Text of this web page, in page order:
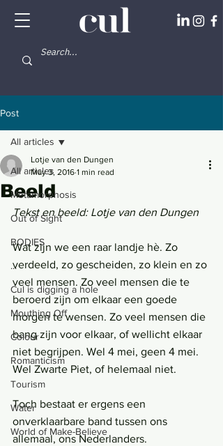
Post
All articles
Metamorphosis
Out of Sight
BODIES
...
Cul is digging a hole
Mouthing Off
Colour
Romanticism
Tourism
Water
World of Make-Believe
All articles
Beeld
Lotje van den Dungen
May 3, 2016 1 min read
Tekst en beeld: Lotje van den Dungen
Wat zijn we een raar landje hè. Zo
verdeeld, zo gescheiden, zo klein en zo
veel mensen. Zo veel mensen die te
beroerd zijn om elkaar een goede
morgen te wensen. Zo veel mensen die
bang zijn voor elkaar, of wellicht elkaar
niet begrijpen. Wel 4 mei, geen 4 mei.
Wel Zwarte Piet, of helemaal niet.
Toch bestaat er ergens een
onverklaarbare band tussen ons
allemaal, ons Nederlanders.